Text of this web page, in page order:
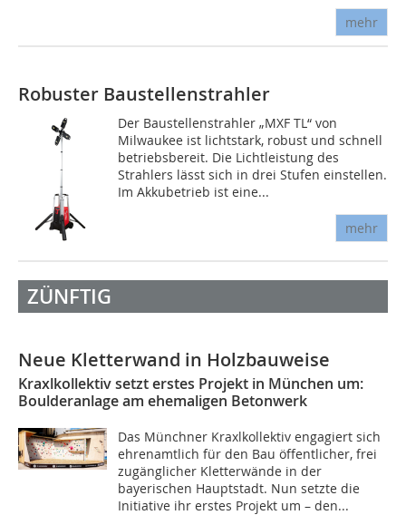
mehr
Robuster Baustellenstrahler
Der Baustellenstrahler „MXF TL“ von
Milwaukee ist lichtstark, robust und schnell
betriebsbereit. Die Lichtleistung des
Strahlers lässt sich in drei Stufen einstellen.
Im Akkubetrieb ist eine...
mehr
ZÜNFTIG
Neue Kletterwand in Holzbauweise
Kraxlkollektiv setzt erstes Projekt in München um:
Boulderanlage am ehemaligen Betonwerk
Das Münchner Kraxlkollektiv engagiert sich
ehrenamtlich für den Bau öffentlicher, frei
zugänglicher Kletterwände in der
bayerischen Hauptstadt. Nun setzte die
Initiative ihr erstes Projekt um – den...